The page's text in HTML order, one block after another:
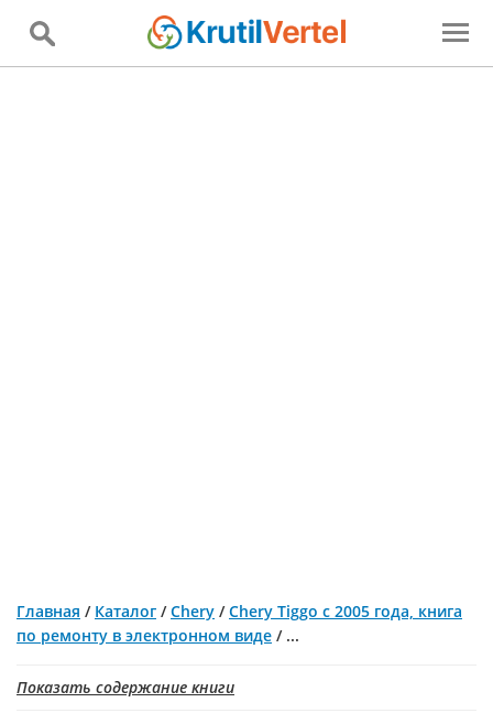
Главная / Каталог /Chery /Chery Tiggo с 2005 года, книга
по ремонту в электронном виде / ...
Показать содержание книги